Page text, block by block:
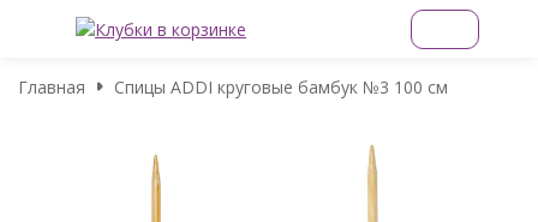
Главная Спицы ADDI круговые бамбук №3 100 см